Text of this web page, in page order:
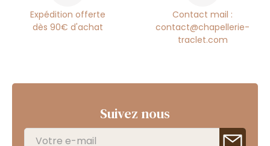
Expédition offerte
dès 90€ d'achat
Contact mail :
contact@chapellerie-
traclet.com
Suivez nous